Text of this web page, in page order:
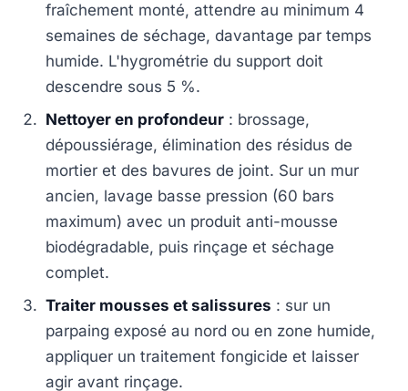
fraîchement monté, attendre au minimum 4
semaines de séchage, davantage par temps
humide. L'hygrométrie du support doit
descendre sous 5 %.
Nettoyer en profondeur : brossage,
dépoussiérage, élimination des résidus de
mortier et des bavures de joint. Sur un mur
ancien, lavage basse pression (60 bars
maximum) avec un produit anti-mousse
biodégradable, puis rinçage et séchage
complet.
Traiter mousses et salissures : sur un
parpaing exposé au nord ou en zone humide,
appliquer un traitement fongicide et laisser
agir avant rinçage.